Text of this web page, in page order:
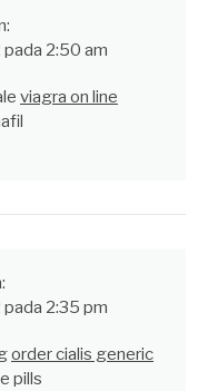
2:50 am
viagra on line
2:35 pm
order cialis generic
pills